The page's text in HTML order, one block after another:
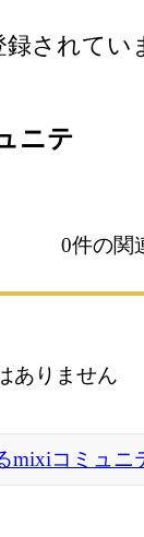
されてい
ニテ
0件の関
ありません
mixiコミュニ